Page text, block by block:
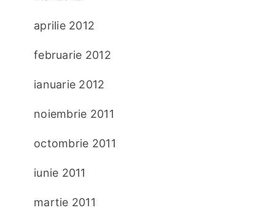
aprilie 2012
februarie 2012
ianuarie 2012
noiembrie 2011
octombrie 2011
iunie 2011
martie 2011